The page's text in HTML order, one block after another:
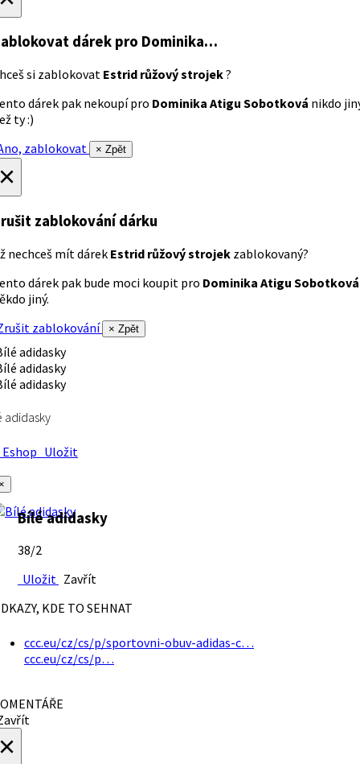
dárek pro Dominika…
si zablokovat Estrid růžový strojek?
dárek pak nekoupí pro Dominika Atigu Sobotková nikdo
ty :)
zablokovat
× Zpět
zablokování dárku
nechceš mít dárek Estrid růžový strojek zablokovaný?
dárek pak bude moci koupit pro Dominika Atigu Sobotková
jiný.
zablokování
× Zpět
adidasky
Uložit
Bílé adidasky
38/2
Uložit Zavřít
KDE TO SEHNAT
ccc.eu/cz/cs/p/sportovni-obuv-adidas-c…
ccc.eu/cz/cs/p…